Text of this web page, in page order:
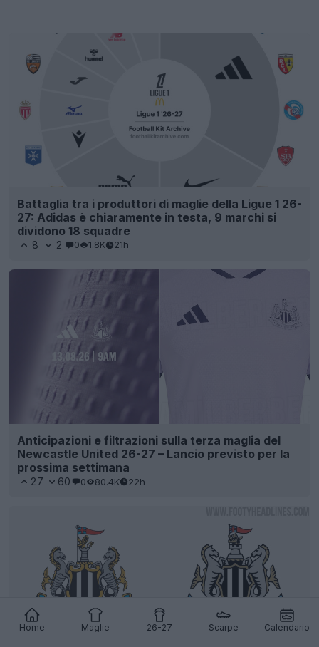
Home Maglie 26-27 Scarpe Calendario
Battaglia tra i produttori di maglie della Ligue 1 26-
27: Adidas è chiaramente in testa, 9 marchi si
dividono 18 squadre
8 2 0 1.8K 21h
Anticipazioni e filtrazioni sulla terza maglia del
Newcastle United 26-27 – Lancio previsto per la
prossima settimana
27 60 0 80.4K 22h